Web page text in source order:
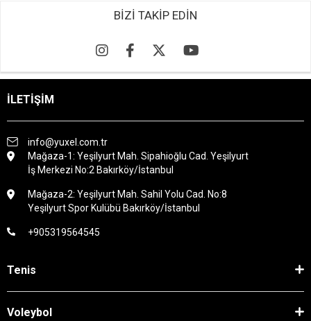
BİZİ TAKİP EDİN
İLETİŞİM
info@yuxel.com.tr
Mağaza-1: Yeşilyurt Mah. Sipahioğlu Cad. Yeşilyurt
İş Merkezi No:2 Bakırköy/İstanbul
Mağaza-2: Yeşilyurt Mah. Sahil Yolu Cad. No:8
Yeşilyurt Spor Kulübü Bakırköy/İstanbul
+905319564545
Tenis
Voleybol